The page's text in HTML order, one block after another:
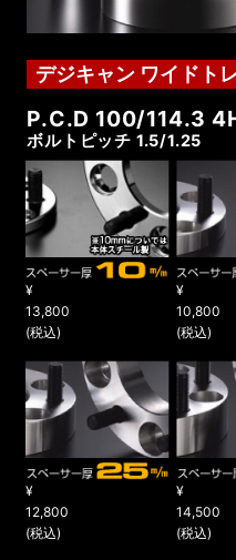
デジキャン ワイドト
P.C.D 100/114.3
ボルトピッチ 1.5/1.25
¥
13,800
(税込)
¥
10,800
(税込)
¥
12,800
(税込)
¥
14,500
(税込)